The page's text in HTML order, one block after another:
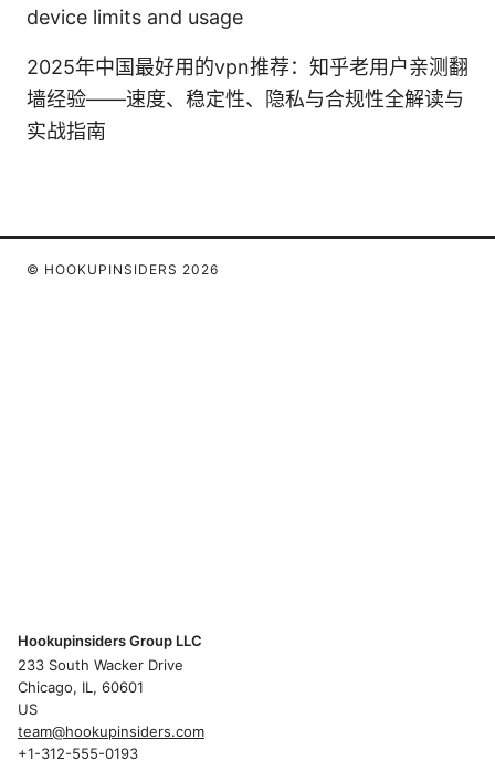
device limits and usage
2025年中国最好用的vpn推荐：知乎老用户亲测翻
墙经验——速度、稳定性、隐私与合规性全解读与
实战指南
© HOOKUPINSIDERS 2026
Hookupinsiders Group LLC
233 South Wacker Drive
Chicago, IL, 60601
US
team@hookupinsiders.com
+1-312-555-0193